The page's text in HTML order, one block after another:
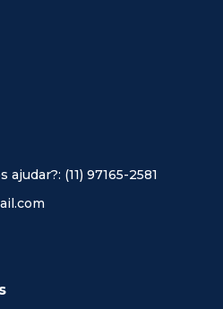
(11) 97165-2581